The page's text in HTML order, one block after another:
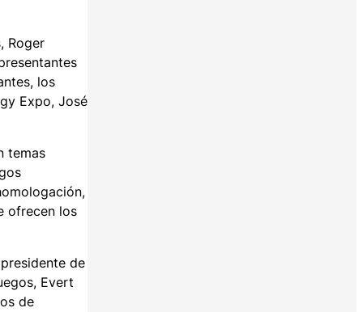
Roger
los
Expo, José
temas
ofrecen los
de
Evert
de